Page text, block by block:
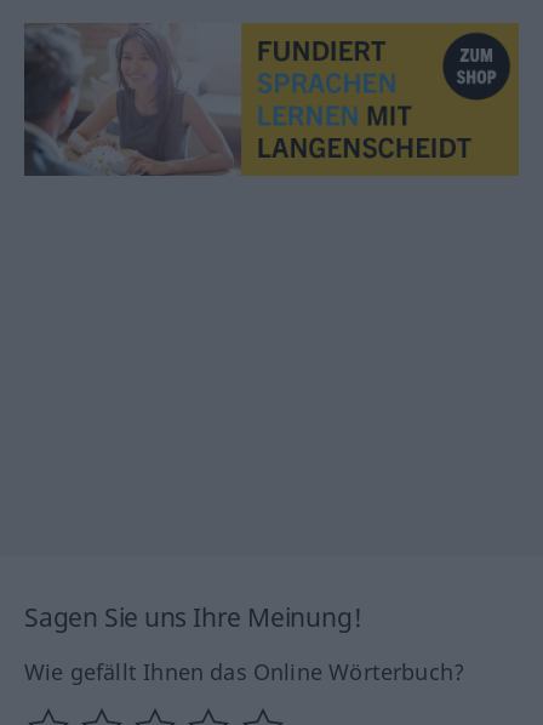
Sagen Sie uns Ihre Meinung!
Wie gefällt Ihnen das Online Wörterbuch?